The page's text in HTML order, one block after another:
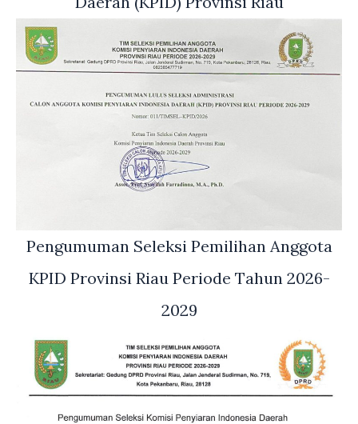
Pengumuman Seleksi Pemilihan Anggota
KPID Provinsi Riau Periode Tahun 2026-
2029